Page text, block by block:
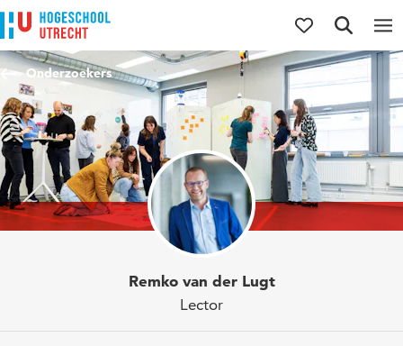
Direct naar de inhoud
Direct naar de hoofdnavigatie
Direct naar de zoekfunctie
Onderzoekers
Remko van der Lugt
Lector